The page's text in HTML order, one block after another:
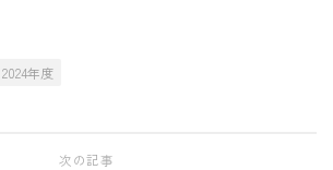
2024年度
次の記事